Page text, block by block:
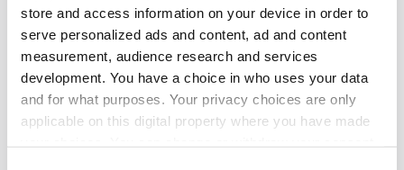
store and access information on your device in order to
serve personalized ads and content, ad and content
measurement, audience research and services
development. You have a choice in who uses your data
and for what purposes. Your privacy choices are only
applicable on this digital property where you have made
Företagspaket